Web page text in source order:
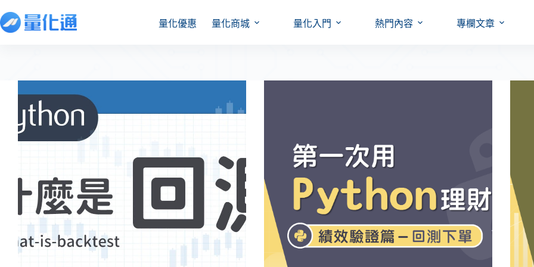
量化優惠 量化商城 量化入門 熱門內容 專欄文章